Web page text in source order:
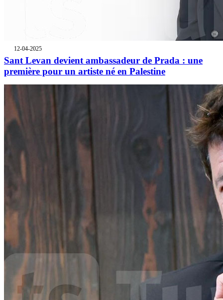
12-04-2025
Sant Levan devient ambassadeur de Prada : une
première pour un artiste né en Palestine